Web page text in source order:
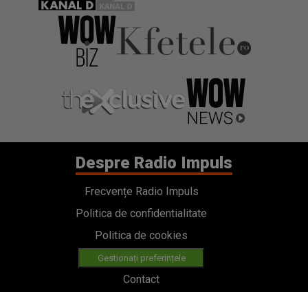
Despre Radio Impuls
Frecvențe Radio Impuls
Politica de confidentialitate
Politica de cookies
Gestionați preferințele
Contact